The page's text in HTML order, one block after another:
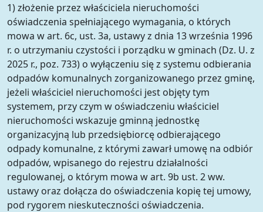
1) złożenie przez właściciela nieruchomości
oświadczenia spełniającego wymagania, o których
mowa w art. 6c, ust. 3a, ustawy z dnia 13 września 1996
r. o utrzymaniu czystości i porządku w gminach (Dz. U. z
2025 r., poz. 733) o wyłączeniu się z systemu odbierania
odpadów komunalnych zorganizowanego przez gminę,
jeżeli właściciel nieruchomości jest objęty tym
systemem, przy czym w oświadczeniu właściciel
nieruchomości wskazuje gminną jednostkę
organizacyjną lub przedsiębiorcę odbierającego
odpady komunalne, z którymi zawarł umowę na odbiór
odpadów, wpisanego do rejestru działalności
regulowanej, o którym mowa w art. 9b ust. 2 ww.
ustawy oraz dołącza do oświadczenia kopię tej umowy,
pod rygorem nieskuteczności oświadczenia.